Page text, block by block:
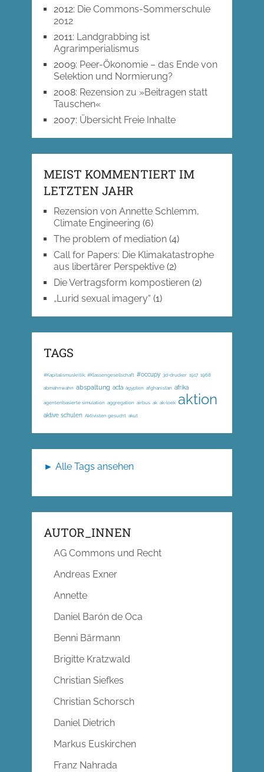
2012: Die Commons-Sommerschule
2012
2011: Landgrabbing ist
Agrarimperialismus
2009: Peer-Ökonomie – das Ende von
Selektion und Normierung?
2008: Rezension zu »Beitragen statt
Tauschen«
2007: Übersicht Freie Inhalte
MEIST KOMMENTIERT IM
LETZTEN JAHR
Rezension von Annette Schlemm,
Climate Engineering (6)
The problem of mediation(4)
Call for Papers: Die Klimakatastrophe
aus libertärer Perspektive(2)
Die Vertragsform kompostieren(2)
„Lurid sexual imagery“ (1)
TAGS
#Kapitalismuskritik; #Klassengesellschaft #occupy 3d-drucker 1917 1968
abmahnwahn abspaltung acta ägypten afghanistan afrika
agentenbasierte simulation aggregation airbus ak ak-loek aktion
aktive schulen Aktivisten gesucht akut
► Alle Tags ansehen
AUTOR_INNEN
AG Commons und Recht
Andreas Exner
Annette
Daniel Barón de Oca
Benni Bärmann
Brigitte Kratzwald
Christian Siefkes
Christian Schorsch
Daniel Dietrich
Markus Euskirchen
Franz Nahrada